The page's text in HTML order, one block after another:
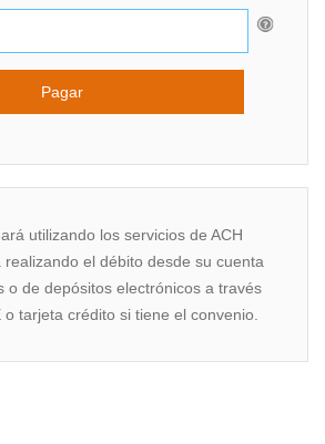
utilizando los servicios de ACH
el débito desde su cuenta
o de depósitos electrónicos a través
tarjeta crédito si tiene el convenio.